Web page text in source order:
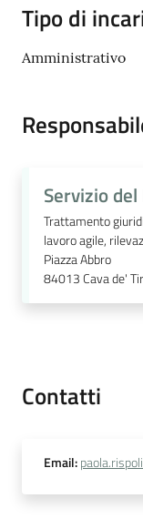
gli
Seguici
Tipo di
Amministrativo
Servizio
Trattamento
lavoro agile,
Piazza Abbro
84013Cava de'
Contatti
Email: